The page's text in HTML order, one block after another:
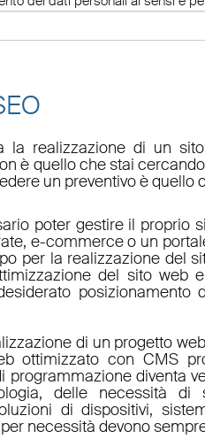
la realizzazione di un
è quello che stai
un preventivo è quello
poter gestire il proprio
e-commerce o un
per la realizzazione del
del sito web
di un progetto
ottimizzato con CMS
programmazione diventa
delle necessità di
di dispositivi,
necessità devono